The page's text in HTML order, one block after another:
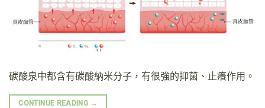
碳酸泉中都含有碳酸納米分子，有很強的抑菌、止癢作用。
CONTINUE READING →